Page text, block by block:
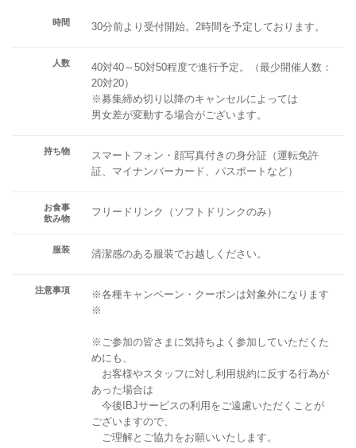
時間 30分前より受付開始。2時間を予定しております。
人数
40対40～50対50程度で進行予定。（最少開催人数：
20対20）
※募集締め切り以降のキャンセルによっては
男女差が変動する場合がございます。
持ち物
スマートフォン・顔写真付きの身分証（運転免許
証、マイナンバーカード、パスポートなど）
お食事
飲み物
フリードリンク（ソフトドリンクのみ）
服装 清潔感のある服装でお越しください。
注意事項
※各種キャンペーン・クーポンは対象外になります
※
※ご参加の皆さまに気持ちよく参加していただくた
めにも、
お客様やスタッフに対し利用規約に反する行為が
あった場合は
今後IBJサービスの利用をご遠慮いただくことが
ございますので、
ご理解とご協力をお願いいたします。